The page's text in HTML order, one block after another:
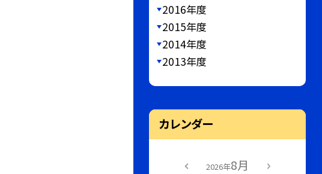
2016年度
2015年度
2014年度
2013年度
カレンダー
2026年8月